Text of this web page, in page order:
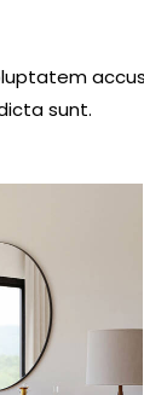
sunt.